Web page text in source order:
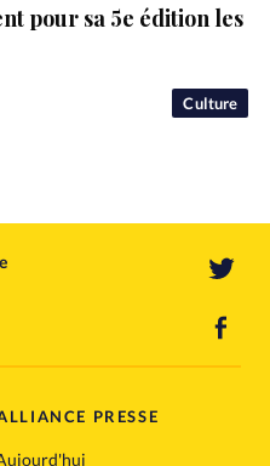
Culture
pour sa 5e édition les
PRESSE